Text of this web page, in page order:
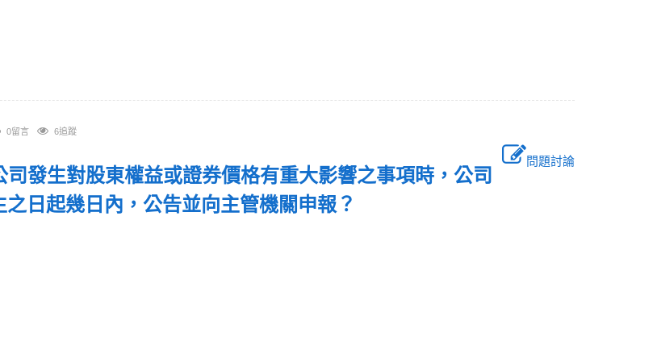
0留言 6追蹤
問題討論
司發生對股東權益或證券價格有重大影響之事項時，公司
之日起幾日內，公告並向主管機關申報？